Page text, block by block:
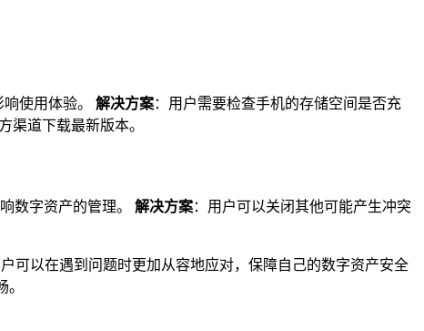
使用体验。 解决方案：用户需要检查手机的存储空间是否充
渠道下载最新版本。
数字资产的管理。 解决方案：用户可以关闭其他可能产生冲突
可以在遇到问题时更加从容地应对，保障自己的数字资产安全